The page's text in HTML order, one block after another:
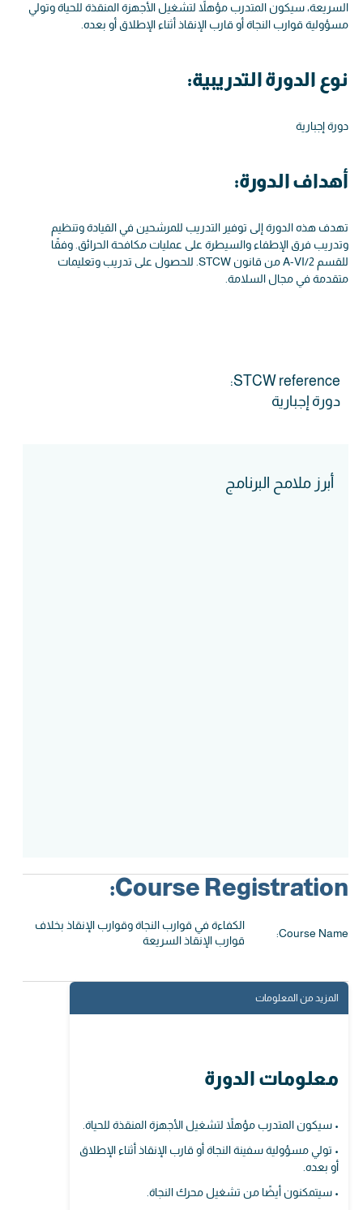
السريعة، سيكون المتدرب مؤهلاً لتشغيل الأجهزة المنقذة للحياة وتولي
مسؤولية قوارب النجاة أو قارب الإنقاذ أثناء الإطلاق أو بعده.
نوع الدورة التدريبية:
دورة إجبارية
أهداف الدورة:
تهدف هذه الدورة إلى توفير التدريب للمرشحين في القيادة وتنظيم
وتدريب فرق الإطفاء والسيطرة على عمليات مكافحة الحرائق. وفقًا
للقسم A-VI/2 من قانون STCW. للحصول على تدريب وتعليمات
متقدمة في مجال السلامة.
STCW reference:
دورة إجبارية
أبرز ملامح البرنامج
Course Registration:
Course Name:
الكفاءة في قوارب النجاة وقوارب الإنقاذ بخلاف
قوارب الإنقاذ السريعة
المزيد من المعلومات
معلومات الدورة
• سيكون المتدرب مؤهلاً لتشغيل الأجهزة المنقذة للحياة.
• تولي مسؤولية سفينة النجاة أو قارب الإنقاذ أثناء الإطلاق
أو بعده.
• سيتمكنون أيضًا من تشغيل محرك النجاة.